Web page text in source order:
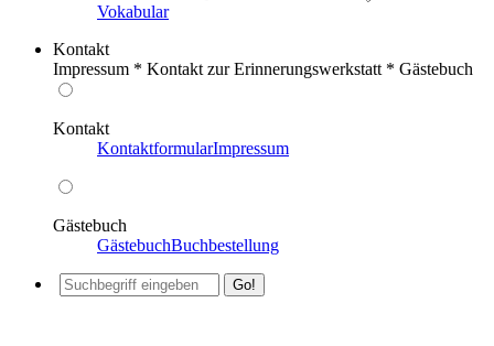
Vokabular
Kontakt
Impressum * Kontakt zur Erinnerungswerkstatt * Gästebuch
Kontakt
KontaktformularImpressum
Gästebuch
GästebuchBuchbestellung